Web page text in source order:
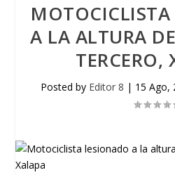
A LA ALTURA
TERCERO,
Posted by Editor 8 | 15 Ago,